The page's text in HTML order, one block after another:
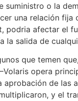
suministro o la
una relación
podria afectar el
la salida de
que temen
opera
de
y el